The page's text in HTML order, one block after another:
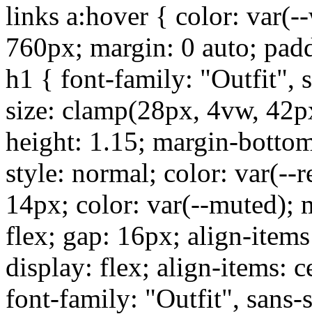
links a:hover { color:
760px; margin: 0 auto;
h1 { font-family: "Outfit",
size: clamp(28px, 4vw,
height: 1.15; margin-
style: normal; color: var(--
14px; color: var(--muted);
flex; gap: 16px; align-
display: flex; align-items:
font-family: "Outfit", sans-